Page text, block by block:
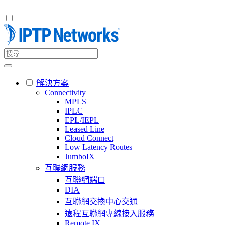
解決方案
Connectivity
MPLS
IPLC
EPL/IEPL
Leased Line
Cloud Connect
Low Latency Routes
JumboIX
互聯網服務
互聯網端口
DIA
互聯網交換中心交通
遠程互聯網專線接入服務
Remote IX